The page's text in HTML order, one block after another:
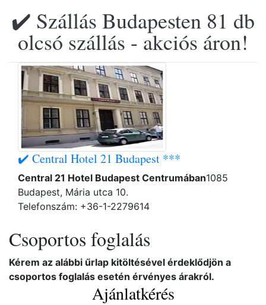
✔️ Szállás Budapesten 81 db
olcsó szállás - akciós áron!
✔️ Central Hotel 21 Budapest ***
Central 21 Hotel Budapest Centrumában1085
Budapest, Mária utca 10.
Telefonszám: +36-1-2279614
Csoportos foglalás
Kérem az alábbi űrlap kitöltésével érdeklődjön a
csoportos foglalás esetén érvényes árakról.
Ajánlatkérés